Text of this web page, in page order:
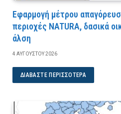
Εφαρμογή μέτρου
περιοχές NATURA, δασικά
άλση
4 ΑΥΓΟΎΣΤΟΥ 2026
ΔΙΑΒΆΣΤΕ ΠΕΡΙΣΣΌΤΕΡΑ